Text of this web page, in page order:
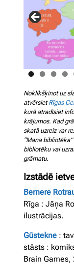
Noklikšķinot uz
atvērsietRīgas
kurā atradīsiet
krājumos. Kad
skatā uzreiz var
“Mana
bibliotēku vai
grāmatu.
Izstādē
Bernere
Rīga : Jāņa
ilustrācijas.
Gūstekne :
stāsts :
Brain